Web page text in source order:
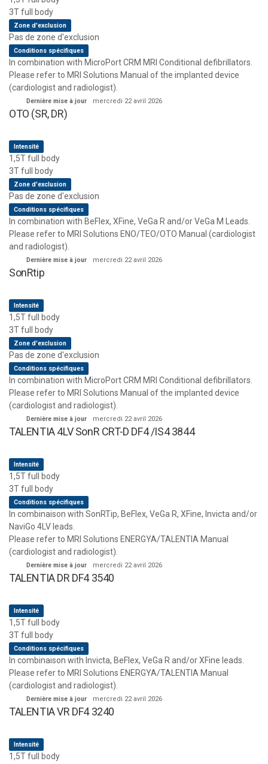
3T full body
Zone d'exclusion
Pas de zone d'exclusion
Conditions spécifiques
In combination with MicroPort CRM MRI Conditional defibrillators.
Please refer to MRI Solutions Manual of the implanted device
(cardiologist and radiologist).
Dernière mise à jour mercredi 22 avril 2026
OTO (SR, DR)
Intensité
1,5T full body
3T full body
Zone d'exclusion
Pas de zone d'exclusion
Conditions spécifiques
In combination with BeFlex, XFine, VeGa R and/or VeGa M Leads.
Please refer to MRI Solutions ENO/TEO/OTO Manual (cardiologist
and radiologist).
Dernière mise à jour mercredi 22 avril 2026
SonRtip
Intensité
1,5T full body
3T full body
Zone d'exclusion
Pas de zone d'exclusion
Conditions spécifiques
In combination with MicroPort CRM MRI Conditional defibrillators.
Please refer to MRI Solutions Manual of the implanted device
(cardiologist and radiologist).
Dernière mise à jour mercredi 22 avril 2026
TALENTIA 4LV SonR CRT-D DF4 /IS4 3844
Intensité
1,5T full body
3T full body
Conditions spécifiques
In combinaison with SonRTip, BeFlex, VeGa R, XFine, Invicta and/or
NaviGo 4LV leads.
Please refer to MRI Solutions ENERGYA/TALENTIA Manual
(cardiologist and radiologist).
Dernière mise à jour mercredi 22 avril 2026
TALENTIA DR DF4 3540
Intensité
1,5T full body
3T full body
Conditions spécifiques
In combinaison with Invicta, BeFlex, VeGa R and/or XFine leads.
Please refer to MRI Solutions ENERGYA/TALENTIA Manual
(cardiologist and radiologist).
Dernière mise à jour mercredi 22 avril 2026
TALENTIA VR DF4 3240
Intensité
1,5T full body